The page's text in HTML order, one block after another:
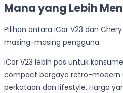
Mana yang Lebih
Pilihan antara iCar V23 dan
masing-masing pengguna.
iCar V23 lebih pas untuk
compact bergaya retro-modern
perkotaan dan lifestyle. Harga